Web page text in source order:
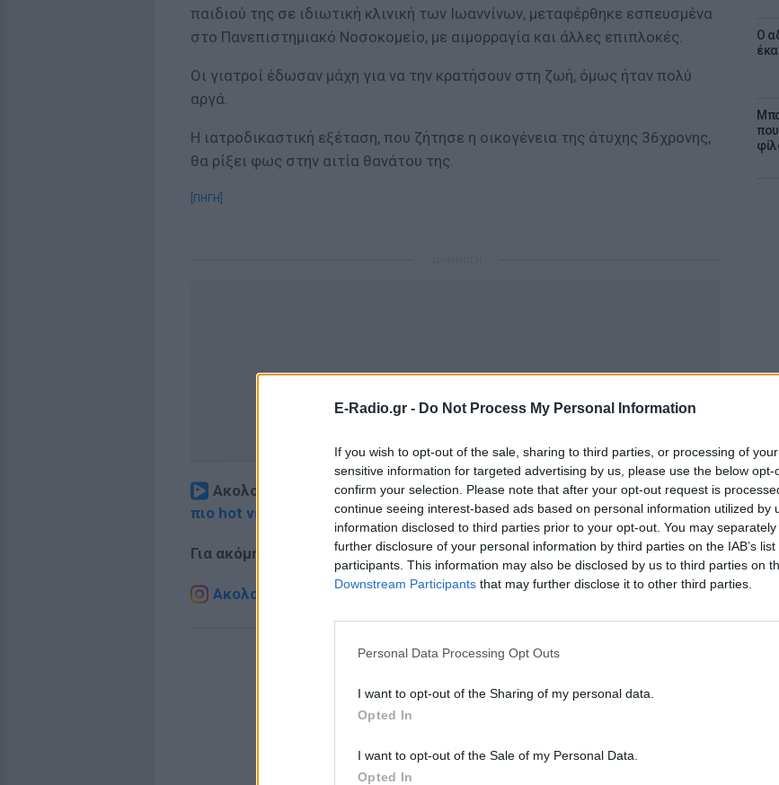
E-Radio.gr - Do Not Process My Personal Information
If you wish to opt-out of the sale, sharing to third parties, or processing of
sensitive information for targeted advertising by us, please use the below opt-
confirm your selection. Please note that after your opt-out request is
continue seeing interest-based ads based on personal information utilized by
information disclosed to third parties prior to your opt-out. You may
further disclosure of your personal information by third parties on the IAB’s
participants. This information may also be disclosed by us to third parties on
Downstream Participants that may further disclose it to other third parties.
Personal Data Processing Opt Outs
I want to opt-out of the Sharing of my personal data.
Opted In
I want to opt-out of the Sale of my Personal Data.
Opted In
Ο
παιδιού της σε ιδιωτική κλινική των Ιωαννίνων, μεταφέρθηκε εσπευσμένα
στο Πανεπιστημιακό Νοσοκομείο, με αιμορραγία και άλλες επιπλοκές.
Οι γιατροί έδωσαν μάχη για να την κρατήσουν στη ζωή, όμως ήταν πολύ
αργά.
Η ιατροδικαστική εξέταση, που ζήτησε η οικογένεια της άτυχης 36χρονης,
θα ρίξει φως στην αιτία θανάτου της.
[ΠΗΓΗ]
Ακολουθήστε το E-Radio.gr στοGoogle Newsκαι μάθετε πρώτοιτα
πιο hot νέα
Για ακόμη περισσότερανέα, μπείτε στηνροή ειδήσεων του E-Daily.gr
Ακολουθήστε το E-Radio.gr και στο Instagram